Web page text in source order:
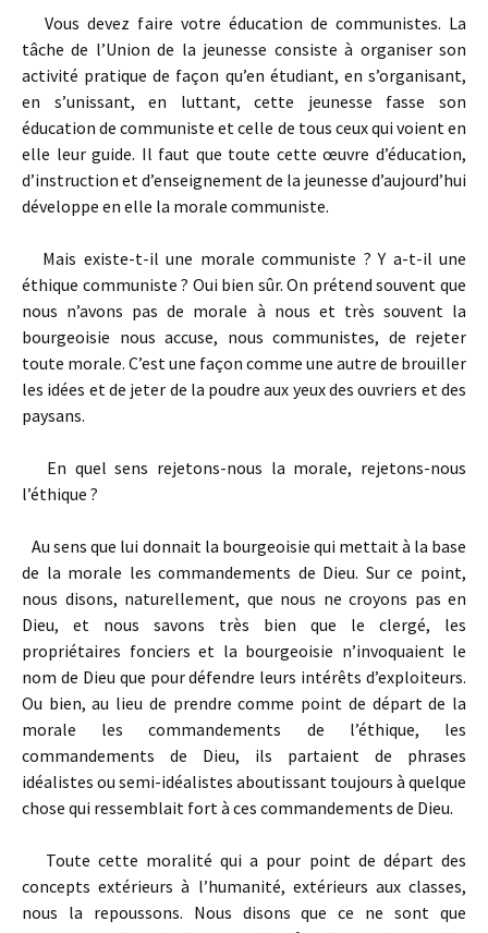
Vous devez faire votre éducation de communistes. La
tâche de l’Union de la jeunesse consiste à organiser son
activité pratique de façon qu’en étudiant, en s’organisant,
en s’unissant, en luttant, cette jeunesse fasse son
éducation de communiste et celle de tous ceux qui voient en
elle leur guide. Il faut que toute cette œuvre d’éducation,
d’instruction et d’enseignement de la jeunesse d’aujourd’hui
développe en elle la morale communiste.
Mais existe-t-il une morale communiste ? Y a-t-il une
éthique communiste ? Oui bien sûr. On prétend souvent que
nous n’avons pas de morale à nous et très souvent la
bourgeoisie nous accuse, nous communistes, de rejeter
toute morale. C’est une façon comme une autre de brouiller
les idées et de jeter de la poudre aux yeux des ouvriers et des
paysans.
En quel sens rejetons-nous la morale, rejetons-nous
l’éthique ?
Au sens que lui donnait la bourgeoisie qui mettait à la base
de la morale les commandements de Dieu. Sur ce point,
nous disons, naturellement, que nous ne croyons pas en
Dieu, et nous savons très bien que le clergé, les
propriétaires fonciers et la bourgeoisie n’invoquaient le
nom de Dieu que pour défendre leurs intérêts d’exploiteurs.
Ou bien, au lieu de prendre comme point de départ de la
morale les commandements de l’éthique, les
commandements de Dieu, ils partaient de phrases
idéalistes ou semi-idéalistes aboutissant toujours à quelque
chose qui ressemblait fort à ces commandements de Dieu.
Toute cette moralité qui a pour point de départ des
concepts extérieurs à l’humanité, extérieurs aux classes,
nous la repoussons. Nous disons que ce ne sont que